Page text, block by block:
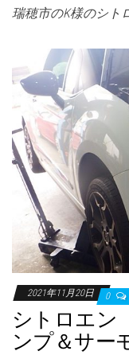
瑞穂市のK様のシト
2021年11月20日 0
シトロエ
ンプ＆サー